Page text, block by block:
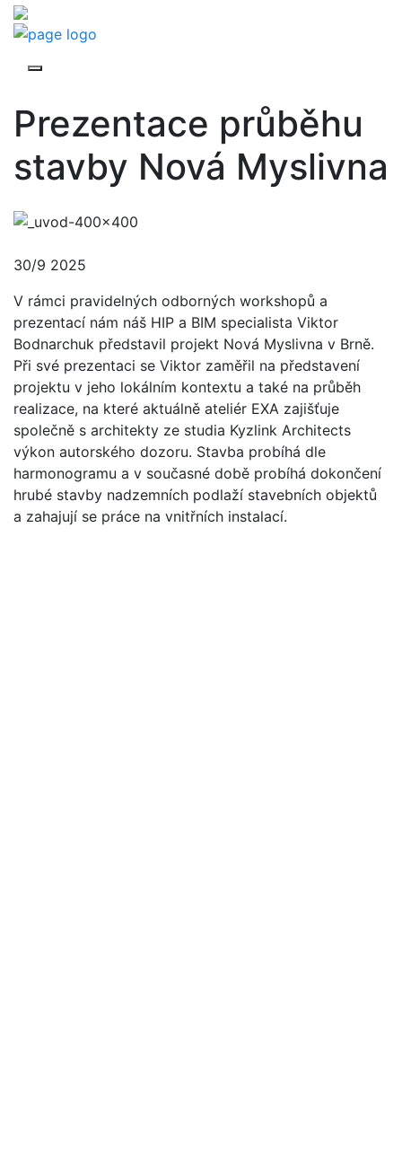
Prezentace průběhu
stavby Nová Myslivna
30/9 2025
V rámci pravidelných odborných workshopů a
prezentací nám náš HIP a BIM specialista Viktor
Bodnarchuk představil projekt Nová Myslivna v Brně.
Při své prezentaci se Viktor zaměřil na představení
projektu v jeho lokálním kontextu a také na průběh
realizace, na které aktuálně ateliér EXA zajišťuje
společně s architekty ze studia Kyzlink Architects
výkon autorského dozoru. Stavba probíhá dle
harmonogramu a v současné době probíhá dokončení
hrubé stavby nadzemních podlaží stavebních objektů
a zahajují se práce na vnitřních instalací.